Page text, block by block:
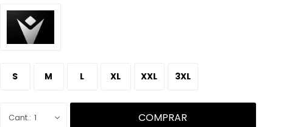
S M L XL XXL 3XL
1 COMPRAR